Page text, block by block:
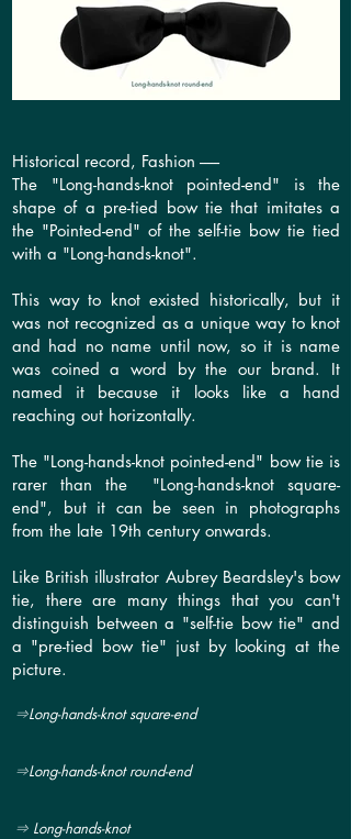
Historical record, Fashion ------
The "Long-hands-knot pointed-end" is the
shape of a pre-tied bow tie that imitates a
the "Pointed-end" of the self-tie bow tie tied
with a "Long-hands-knot".
This way to knot existed historically, but it
was not recognized as a unique way to knot
and had no name until now, so it is name
was coined a word by the our brand. It
named it because it looks like a hand
reaching out horizontally.
The "Long-hands-knot pointed-end" bow tie is
rarer than the "Long-hands-knot square-
end", but it can be seen in photographs
from the late 19th century onwards.
Like British illustrator Aubrey Beardsley's bow
tie, there are many things that you can't
distinguish between a "self-tie bow tie" and
a "pre-tied bow tie" just by looking at the
picture.
⇒​Long-hands-knot square-end
⇒​Long-hands-knot round-end
⇒ Long-hands-knot